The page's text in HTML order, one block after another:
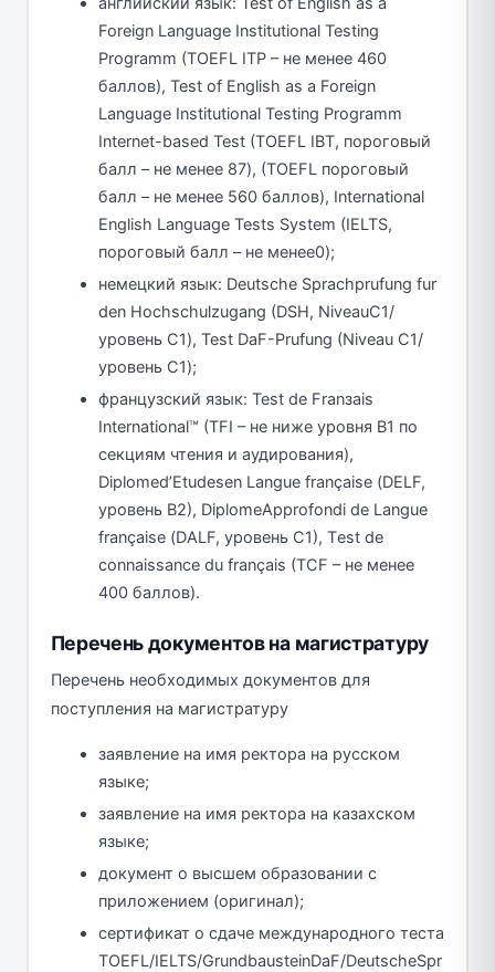
Foreign Language Institutional Testing
Programm (TOEFL ITP – не менее 460
баллов), Test of English as a Foreign
Language Institutional Testing Programm
Internet-based Test (TOEFL IBT, пороговый
балл – не менее 87), (TOEFL пороговый
балл – не менее 560 баллов), International
English Language Tests System (IELTS,
пороговый балл – не менее0);
немецкий язык: Deutsche Sprachprufung fur
den Hochschulzugang (DSH, NiveauС1/
уровень С1), Test DaF-Prufung (Niveau C1/
уровень С1);
французский язык: Test de Franзais
International™ (TFI – не ниже уровня B1 по
секциям чтения и аудирования),
Diplomed’Etudesen Langue françaisе (DELF,
уровень В2), DiplomeApprofondi de Langue
françaisе (DALF, уровень С1), Тest de
connaissance du français (TCF – не менее
400 баллов).
Перечень документов на магистратуру
Перечень необходимых документов для
поступления на магистратуру
заявление на имя ректора на русском
языке;
заявление на имя ректора на казахском
языке;
документ о высшем образовании с
приложением (оригинал);
сертификат о сдаче международного теста
TOEFL/IELTS/GrundbausteinDaF/DeutscheSpr